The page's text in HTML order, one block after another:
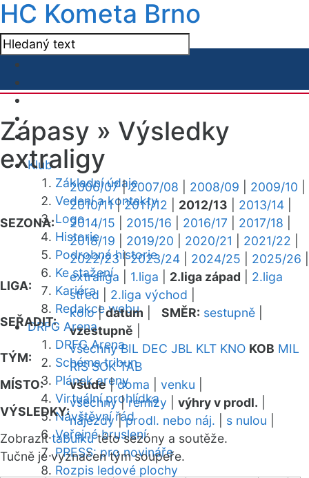
HC Kometa Brno
Klub
Základní údaje
Vedení a kontakty
Logo
Historie
Podrobná historie
Ke stažení
Kariéra
Redakce webu
DRFG Arena
DRFG Arena
Schéma tribun
Plánek areny
Virtuální prohlídka
Návštěvní řád
Veřejné bruslení
PRESS: pro novináře
Rozpis ledové plochy
Zápasy » Výsledky
extraligy
SEZONA:
2006/07|2007/08 2008/09 2009/10
2010/11|2011/12 2012/13 2013/14
2014/15
2015/16 2016/17 2017/18
2018/19
2019/20 2020/21 2021/22
2022/23|2023/24 2024/25 2025/26
LIGA:
extraliga 1.liga 2.liga západ
2.liga
střed
2.liga východ
SEŘADIT:
kolo|datum SMĚR: sestupně
vzestupně
TÝM:
všechny BIL DEC JBL KLT KNO KOB MIL
RIS SOK TAB
MÍSTO:
všude|doma venku
VÝSLEDKY:
všechny|remízy výhry v prodl.
nájezdy|prodl. nebo náj. s nulou
Zobrazittabulkutéto sezóny a soutěže.
Tučně je vyznačen tým soupeře.